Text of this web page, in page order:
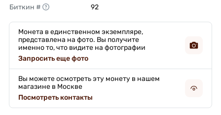
Биткин # 92
Монета в единственном экземпляре,
представлена на фото. Вы получите
именно то, что видите на фотографии
Запросить еще фото
Вы можете осмотреть эту монету в нашем
магазине в Москве
Посмотреть контакты